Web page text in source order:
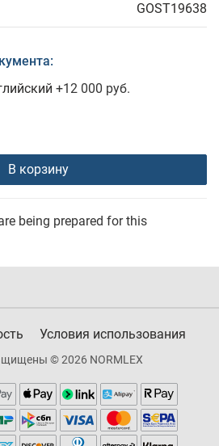
GOST19638
+12 000 руб.
В корзину
being prepared for this
Условия использования
© 2026 NORMLEX